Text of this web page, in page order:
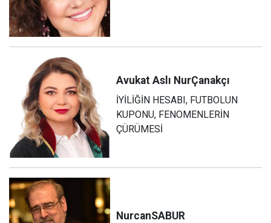
Avukat Aslı NurÇanakçı
İYİLİĞİN HESABI, FUTBOLUN
KUPONU, FENOMENLERİN
ÇÜRÜMESİ
NurcanSABUR